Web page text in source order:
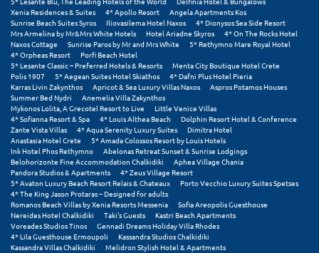
Σέριφος
Σέρρες
Σιθωνία
Σίκινος
Σίφνος
Σκαφιδιά Ηλείας
Σκιάθος
Σκόπελος
Σκύρος
Xenia Residences & Suites
4* Apollo Resort
Angela Apartments Kos
Sunrise Beach Suites Syros
Iliovasilema Hotel Naxos
4* Dionysos Sea Side Resort
Mrs Armelina by Mr&Mrs White Hotels
Hotel Ariadne Skyros
4* On The Rocks Hotel
Naxos Cottage
Sunrise Paros by Mr and Mrs White
5* Rethymno Mare Royal Hotel
4* Orpheas Resort
Porfi Beach Hotel
5* Lesante Classic – Preferred Hotels & Resorts
Menta City Boutique Hotel Crete
Polis 1907
5* Aegean Suites Hotel Skiathos
4* Dafni Plus Hotel Pieria
Karras Livin Zakynthos
Apricot & Sea Luxury Villas Naxos
Aspros Potamos Houses
Summer Bed Nydri
Anemelia Villa Zakynthos
Mykonos Lolita, A Grecotel Resort to Live
Little Venice Villas
4* Sofianna Resort & Spa
4* Louis Althea Beach
Dolphin Resort Hotel & Conference
Zante Vista Villas
4* Aqua Serenity Luxury Suites
Dimitra Hotel
Anastasia Hotel Crete
5* Amada Colossos Resort by Louis Hotels
Ink Hotel Phos Rethymno
Abelonas Retreat Sunset & Sunrise Lodgings
Belohorizonte Fine Accommodation Chalkidiki
Aphea Village Chania
Pandora Studios & Apartments
4* Zeus Village Resort
5* Avaton Luxury Beach Resort Relais & Chateaux
Porto Vecchio Luxury Suites Spetses
4* The King Jason Protaras – Designed for adults
Romanos Beach Villas by Xenia Resorts Messenia
Sofia Areopolis Guesthouse
Nereides Hotel Chalkidiki
Taki's Guests
Kastri Beach Apartments
Voreades Studios Tinos
Gennadi Dreams Holiday Villa Rhodes
4* Lila Guesthouse Ermoupoli
Kassandra Studios Chalkidiki
Kassandra Villas Chalkidiki
Melidron Stylish Hotel & Apartments